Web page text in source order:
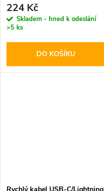
224 Kč
Skladem - hned k odeslání
>5 ks
DO KOŠÍKU